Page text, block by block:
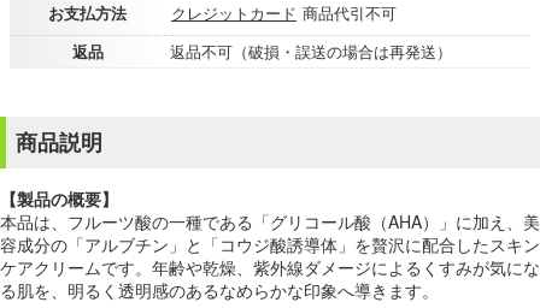
お支払方法 クレジットカード 商品代引不可
返品
返品不可（破損・誤送の場合は再発送）
商品説明
【製品の概要】
本品は、フルーツ酸の一種である「グリコール酸（AHA）」に加え、美
容成分の「アルブチン」と「コウジ酸誘導体」を贅沢に配合したスキン
ケアクリームです。年齢や乾燥、紫外線ダメージによるくすみが気にな
る肌を、明るく透明感のあるなめらかな印象へ導きます。